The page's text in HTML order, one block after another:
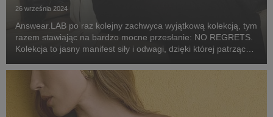
26 września 2024
Answear.LAB po raz kolejny zachwyca wyjątkową kolekcją, tym
razem stawiając na bardzo mocne przesłanie: NO REGRETS.
Kolekcja to jasny manifest siły i odwagi, dzięki której patrząc
Marta Dyks – top modelka, m...